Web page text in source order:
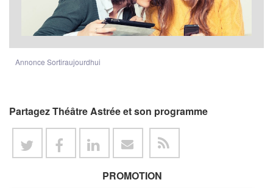
Annonce Sortiraujourdhui
Partagez Théâtre Astrée et son programme
PROMOTION